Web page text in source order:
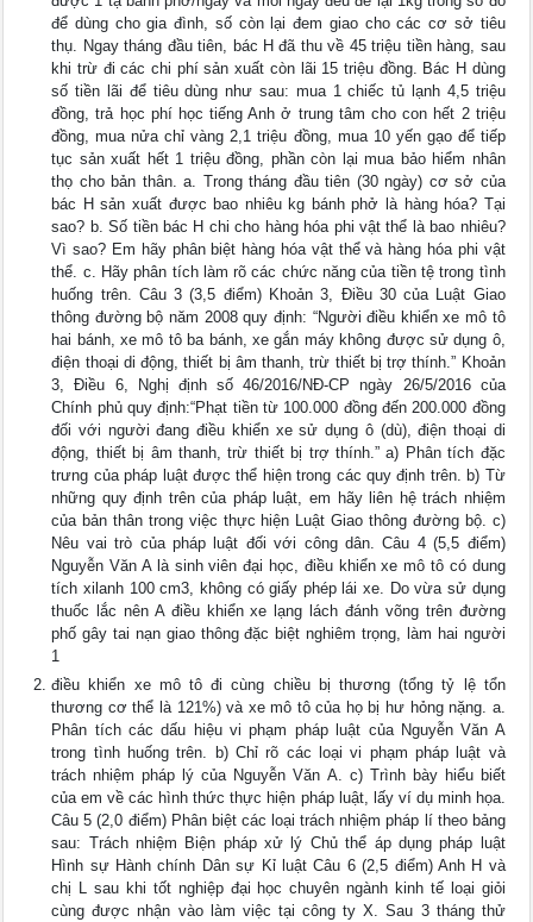
để dùng cho gia đình, số còn lại đem giao cho các cơ sở tiêu
thụ. Ngay tháng đầu tiên, bác H đã thu về 45 triệu tiền hàng, sau
khi trừ đi các chi phí sản xuất còn lãi 15 triệu đồng. Bác H dùng
số tiền lãi để tiêu dùng như sau: mua 1 chiếc tủ lạnh 4,5 triệu
đồng, trả học phí học tiếng Anh ở trung tâm cho con hết 2 triệu
đồng, mua nửa chỉ vàng 2,1 triệu đồng, mua 10 yến gạo để tiếp
tục sản xuất hết 1 triệu đồng, phần còn lại mua bảo hiểm nhân
thọ cho bản thân. a. Trong tháng đầu tiên (30 ngày) cơ sở của
bác H sản xuất được bao nhiêu kg bánh phở là hàng hóa? Tại
sao? b. Số tiền bác H chi cho hàng hóa phi vật thể là bao nhiêu?
Vì sao? Em hãy phân biệt hàng hóa vật thể và hàng hóa phi vật
thể. c. Hãy phân tích làm rõ các chức năng của tiền tệ trong tình
huống trên. Câu 3 (3,5 điểm) Khoản 3, Điều 30 của Luật Giao
thông đường bộ năm 2008 quy định: “Người điều khiển xe mô tô
hai bánh, xe mô tô ba bánh, xe gắn máy không được sử dụng ô,
điện thoại di động, thiết bị âm thanh, trừ thiết bị trợ thính.” Khoản
3, Điều 6, Nghị định số 46/2016/NĐ-CP ngày 26/5/2016 của
Chính phủ quy định:“Phạt tiền từ 100.000 đồng đến 200.000 đồng
đối với người đang điều khiển xe sử dụng ô (dù), điện thoại di
động, thiết bị âm thanh, trừ thiết bị trợ thính.” a) Phân tích đặc
trưng của pháp luật được thể hiện trong các quy định trên. b) Từ
những quy định trên của pháp luật, em hãy liên hệ trách nhiệm
của bản thân trong việc thực hiện Luật Giao thông đường bộ. c)
Nêu vai trò của pháp luật đối với công dân. Câu 4 (5,5 điểm)
Nguyễn Văn A là sinh viên đại học, điều khiển xe mô tô có dung
tích xilanh 100 cm3, không có giấy phép lái xe. Do vừa sử dụng
thuốc lắc nên A điều khiển xe lạng lách đánh võng trên đường
phố gây tai nạn giao thông đặc biệt nghiêm trọng, làm hai người
1
điều khiển xe mô tô đi cùng chiều bị thương (tổng tỷ lệ tổn
thương cơ thể là 121%) và xe mô tô của họ bị hư hỏng nặng. a.
Phân tích các dấu hiệu vi phạm pháp luật của Nguyễn Văn A
trong tình huống trên. b) Chỉ rõ các loại vi phạm pháp luật và
trách nhiệm pháp lý của Nguyễn Văn A. c) Trình bày hiểu biết
của em về các hình thức thực hiện pháp luật, lấy ví dụ minh họa.
Câu 5 (2,0 điểm) Phân biệt các loại trách nhiệm pháp lí theo bảng
sau: Trách nhiệm Biện pháp xử lý Chủ thể áp dụng pháp luật
Hình sự Hành chính Dân sự Kỉ luật Câu 6 (2,5 điểm) Anh H và
chị L sau khi tốt nghiệp đại học chuyên ngành kinh tế loại giỏi
cùng được nhận vào làm việc tại công ty X. Sau 3 tháng thử